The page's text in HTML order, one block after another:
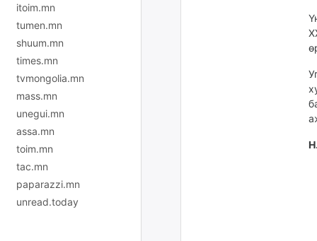
itoim.mn
tumen.mn
shuum.mn
times.mn
tvmongolia.mn
mass.mn
unegui.mn
assa.mn
toim.mn
tac.mn
paparazzi.mn
unread.today